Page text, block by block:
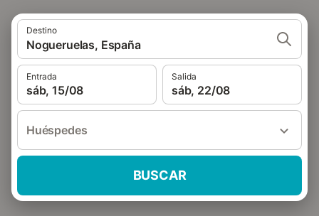
Destino
Nogueruelas, España
Entrada
sáb, 15/08
Salida
sáb, 22/08
Huéspedes
BUSCAR